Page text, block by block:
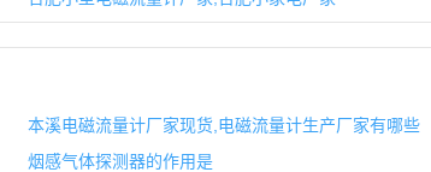
本溪电磁流量计厂家现货,电磁流量计生产厂家有哪些
烟感气体探测器的作用是